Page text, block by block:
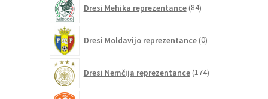
Dresi Mehika reprezentance 84izdelkov
Dresi Moldavijo reprezentance 0izdelkov
Dresi Nemčija reprezentance 174izdelkov